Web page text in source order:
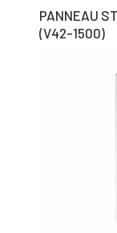
PANNEAU
(V42-1500)